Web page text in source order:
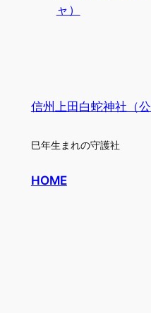
ャ）
信州上田白蛇神社（
巳年生まれの守護社
HOME